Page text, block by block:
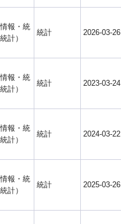
報・統
計）
統計 2026-03-26
報・統
計）
統計 2023-03-24
報・統
計）
統計 2024-03-22
報・統
計）
統計 2025-03-26